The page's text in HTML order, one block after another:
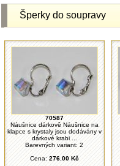
Šperky do soupravy
70587
Náušnice dárkově Náušnice na
klapce s krystaly jsou dodávány v
dárkové krabi ...
Barevných variant: 2
Cena: 276.00 Kč